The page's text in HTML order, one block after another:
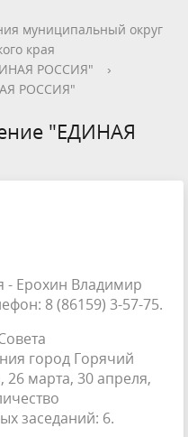
муниципальный округ
края
РОССИЯ"
›
РОССИЯ"
"ЕДИНАЯ
- Ерохин Владимир
8 (86159) 3-57-75.
город Горячий
марта, 30 апреля,
заседаний: 6.